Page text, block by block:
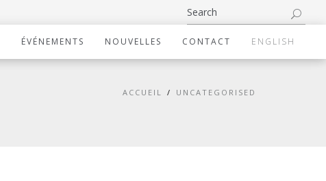
ÉVÉNEMENTS NOUVELLES CONTACT ENGLISH
ACCUEIL UNCATEGORISED